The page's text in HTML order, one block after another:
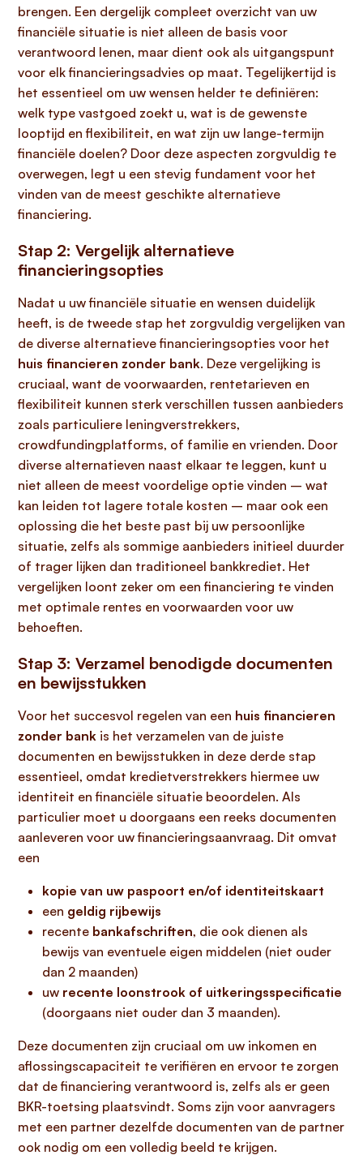
brengen. Een dergelijk compleet overzicht van uw
financiële situatie is niet alleen de basis voor
verantwoord lenen, maar dient ook als uitgangspunt
voor elk financieringsadvies op maat. Tegelijkertijd is
het essentieel om uw wensen helder te definiëren:
welk type vastgoed zoekt u, wat is de gewenste
looptijd en flexibiliteit, en wat zijn uw lange-termijn
financiële doelen? Door deze aspecten zorgvuldig te
overwegen, legt u een stevig fundament voor het
vinden van de meest geschikte alternatieve
financiering.
Stap 2: Vergelijk alternatieve
financieringsopties
Nadat u uw financiële situatie en wensen duidelijk
heeft, is de tweede stap het zorgvuldig vergelijken van
de diverse alternatieve financieringsopties voor het
huis financieren zonder bank. Deze vergelijking is
cruciaal, want de voorwaarden, rentetarieven en
flexibiliteit kunnen sterk verschillen tussen aanbieders
zoals particuliere leningverstrekkers,
crowdfundingplatforms, of familie en vrienden. Door
diverse alternatieven naast elkaar te leggen, kunt u
niet alleen de meest voordelige optie vinden – wat
kan leiden tot lagere totale kosten – maar ook een
oplossing die het beste past bij uw persoonlijke
situatie, zelfs als sommige aanbieders initieel duurder
of trager lijken dan traditioneel bankkrediet. Het
vergelijken loont zeker om een financiering te vinden
met optimale rentes en voorwaarden voor uw
behoeften.
Stap 3: Verzamel benodigde documenten
en bewijsstukken
Voor het succesvol regelen van een huis financieren
zonder bank is het verzamelen van de juiste
documenten en bewijsstukken in deze derde stap
essentieel, omdat kredietverstrekkers hiermee uw
identiteit en financiële situatie beoordelen. Als
particulier moet u doorgaans een reeks documenten
aanleveren voor uw financieringsaanvraag. Dit omvat
een
kopie van uw paspoort en/of identiteitskaart
een geldig rijbewijs
recente bankafschriften, die ook dienen als
bewijs van eventuele eigen middelen (niet ouder
dan 2 maanden)
uw recente loonstrook of uitkeringsspecificatie
(doorgaans niet ouder dan 3 maanden).
Deze documenten zijn cruciaal om uw inkomen en
aflossingscapaciteit te verifiëren en ervoor te zorgen
dat de financiering verantwoord is, zelfs als er geen
BKR-toetsing plaatsvindt. Soms zijn voor aanvragers
met een partner dezelfde documenten van de partner
ook nodig om een volledig beeld te krijgen.